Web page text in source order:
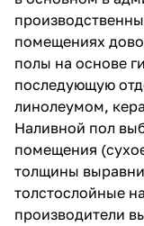
помещениях
полы на основе
последующую
линолеумом,
Наливной пол
помещения
толщины
толстослойные
производители